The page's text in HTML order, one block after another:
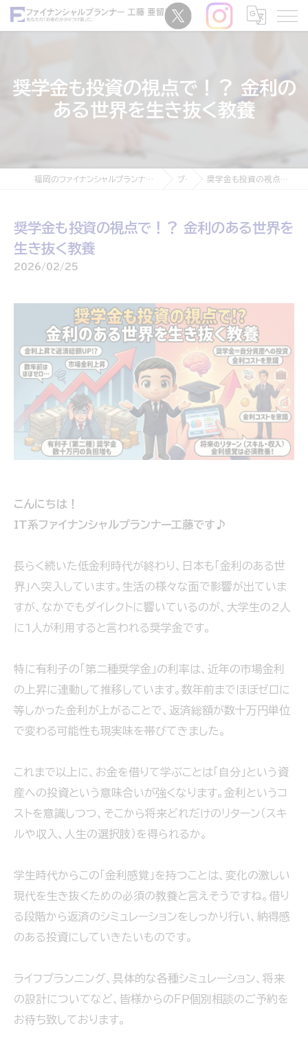
奨学金も投資の視点で！？ 金利の
ある世界を生き抜く教養
福岡のファイナンシャルプランナーなら独立系ファイナンシャルプランナー 工藤亜留磨 ブログ 奨学金も投資の視点で！？ 金利のある世界を生き抜く教養
奨学金も投資の視点で！？ 金利のある世界を
生き抜く教養
2026/02/25
こんにちは！
IT系ファイナンシャルプランナー工藤です♪
長らく続いた低金利時代が終わり、日本も「金利のある世
界」へ突入しています。生活の様々な面で影響が出ていま
すが、なかでもダイレクトに響いているのが、大学生の2人
に1人が利用すると言われる奨学金です。
特に有利子の「第二種奨学金」の利率は、近年の市場金利
の上昇に連動して推移しています。数年前までほぼゼロに
等しかった金利が上がることで、返済総額が数十万円単位
で変わる可能性も現実味を帯びてきました。
これまで以上に、お金を借りて学ぶことは「自分」という資
産への投資という意味合いが強くなります。金利というコ
ストを意識しつつ、そこから将来どれだけのリターン（スキ
ルや収入、人生の選択肢）を得られるか。
学生時代からこの「金利感覚」を持つことは、変化の激しい
現代を生き抜くための必須の教養と言えそうですね。借り
る段階から返済のシミュレーションをしっかり行い、納得感
のある投資にしていきたいものです。
ライフプランニング、具体的な各種シミュレーション、将来
の設計についてなど、皆様からのＦＰ個別相談のご予約を
お待ち致しております。